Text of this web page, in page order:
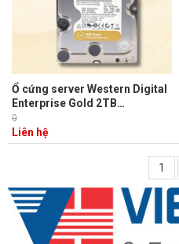
Ổ cứng server Western Digital
Enterprise Gold 2TB
WD2005FBYZ
/3.5"/Sata3/128MB/7200RPM
0
Liên hệ
1